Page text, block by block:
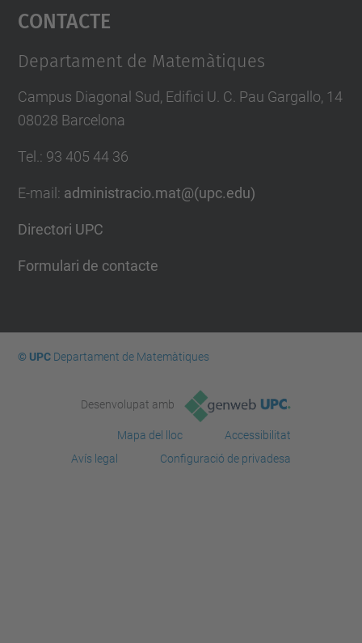
powered by
Contacte
Departament de Matemàtiques
Campus Diagonal Sud, Edifici U. C. Pau Gargallo, 14
08028 Barcelona
Tel. : 93 405 44 36
E-mail : administracio.mat@(upc.edu)
Directori UPC
Formulari de contacte
© UPCDepartament de Matemàtiques
Desenvolupat amb
Mapa del lloc
Accessibilitat
Avís legal
Configuració de privadesa